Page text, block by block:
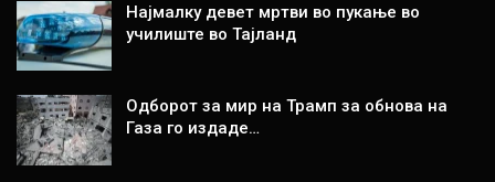
Најмалку девет мртви во пукање во
училиште во Тајланд
Одборот за мир на Трамп за обнова на
Газа го издаде…